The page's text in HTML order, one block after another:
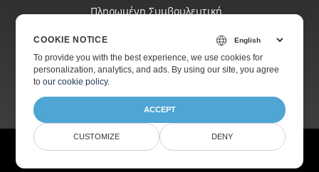
Πληρωμένη Συμβουλευτική
Ιστοσελίδες
Σχετικά
© Aspose Pty Ltd 2001-2026.Όλα τα δικαιώματα διατηρούνται.
COOKIE NOTICE
To provide you with the best experience, we use cookies for
personalization, analytics, and ads. By using our site, you agree
toour cookie policy.
ACCEPT
CUSTOMIZE DENY